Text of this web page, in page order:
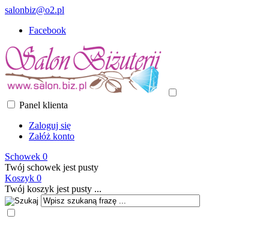
salonbiz@o2.pl
Facebook
Panel klienta
Zaloguj się
Załóż konto
Schowek 0
Twój schowek jest pusty
Koszyk 0
Twój koszyk jest pusty ...